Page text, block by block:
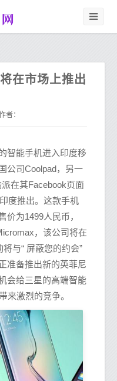
在市场上推出
：
智能手机进入印度移
公司Coolpad，另一
在其Facebook页面
度推出。这款手机
价为1499人民币，
，该公司将在
与“ 屏蔽您的约会”
准备推出新的英菲尼
会给三星的高端智能
来激烈的竞争。